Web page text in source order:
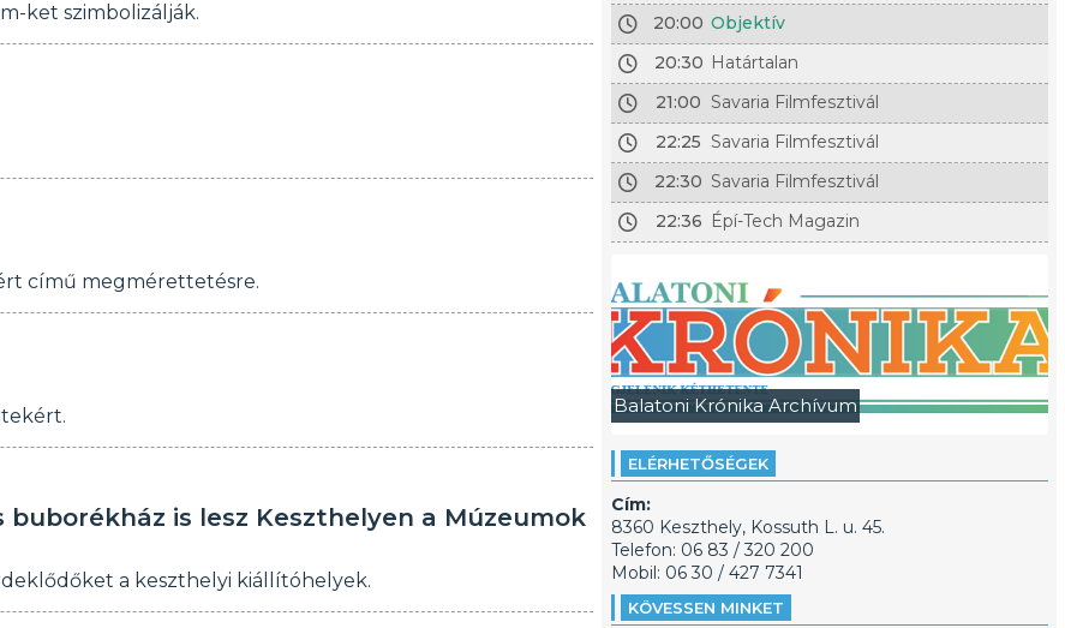
ket szimbolizálják.
című megmérettetésre.
is lesz Keszthelyen a Múzeumok
a keszthelyi kiállítóhelyek.
20:00 Objektív
20:30 Határtalan
21:00 Savaria Filmfesztivál
22:25 Savaria Filmfesztivál
22:30 Savaria Filmfesztivál
22:36 Épí-Tech Magazin
Balatoni Krónika Archívum
ELÉRHETŐSÉGEK
Cím:
8360 Keszthely, Kossuth L. u. 45.
Telefon: 06 83 / 320 200
Mobil: 06 30 / 427 7341
KÖVESSEN MINKET